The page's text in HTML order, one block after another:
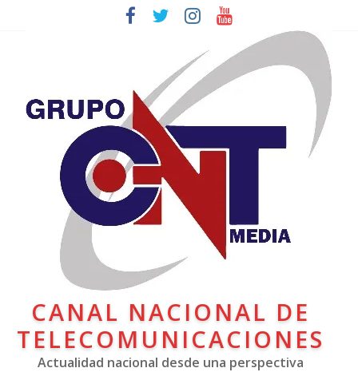
CANAL NACIONAL DE
TELECOMUNICACIONES
Actualidad nacional desde una perspectiva